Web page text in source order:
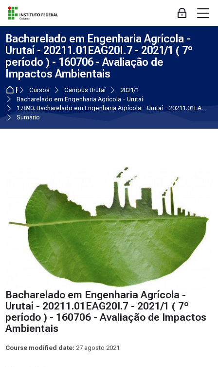
Skip to navigation
Skip to login form
Ir para o conteúdo principal
Skip to accessibility options
Skip to footer
Skip accessibility options
Acessar
Bacharelado em Engenharia Agrícola -
Urutaí - 20211.01EAG20I.7 - 2021/1 ( 7º
período ) - 160706 - Avaliação de
Impactos Ambientais
Página inicial
Cursos Campus Urutaí
2021/1
Bacharelado em Engenharia Agrícola - Urutaí
17890. Bacharelado em Engenharia Agrícola - Urutaí - 20211.01EAG20I.7 - 2021/1 ( 7º período ) - 160706 - Avaliação de Impactos Ambientais
Sumário
Bacharelado em Engenharia Agrícola -
Urutaí - 20211.01EAG20I.7 - 2021/1 ( 7º
período ) - 160706 - Avaliação de Impactos
Ambientais
Course modified date: 27 agosto 2021